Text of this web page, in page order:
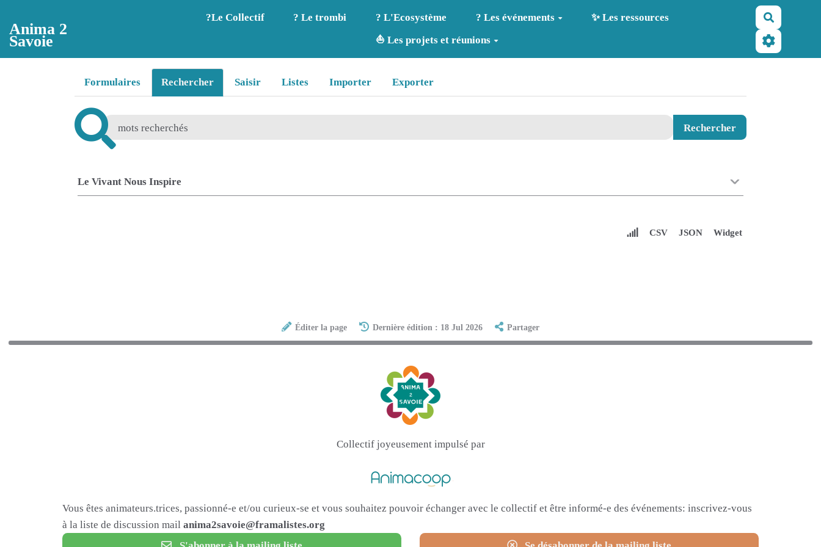
Anima 2
Savoie
?️Le Collectif ? Le trombi ? L'Ecosystème ? Les événements
✨ Les ressources
⛵ Les projets et réunions
Formulaires Rechercher Saisir Listes Importer Exporter
Le Vivant Nous Inspire
CSV JSON Widget
Éditer la page Dernière édition : 18 Jul 2026 Partager
Collectif joyeusement impulsé par
Vous êtes animateurs.trices, passionné-e et/ou curieux-se et vous souhaitez pouvoir échanger avec le collectif et être informé-e des événements: inscrivez-vous
à la liste de discussion mail anima2savoie@framalistes.org